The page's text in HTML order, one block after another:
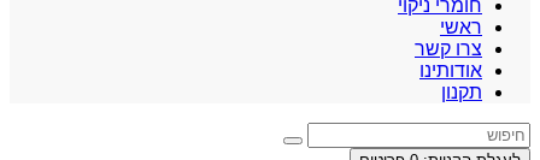
חומרי ניקוי
ראשי
צרו קשר
אודותינו
תקנון